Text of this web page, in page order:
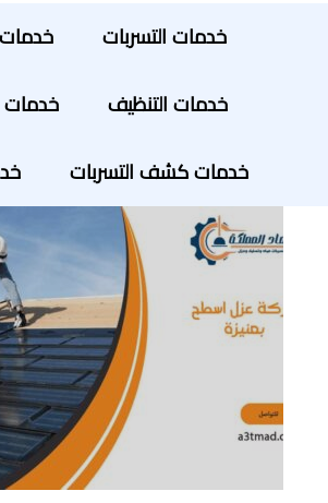
خدمات التسربات خدمات
خدمات التنظيف خدمات
خدمات كشف التسربات